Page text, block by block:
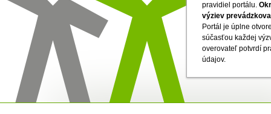
pravidiel portálu.
výziev
Portál je úplne
súčasťou každej
overovateľ potvrdí
údajov.